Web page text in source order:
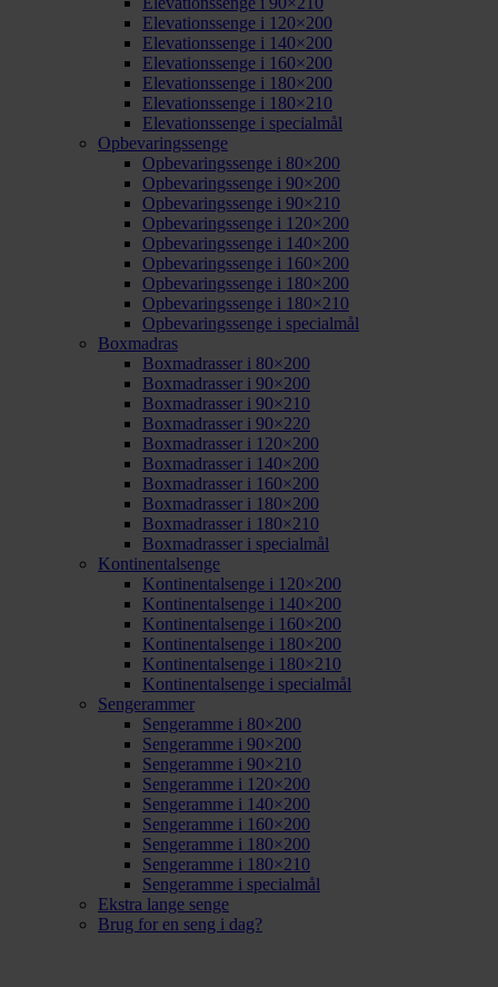
Elevationssenge i 120×200
Elevationssenge i 140×200
Elevationssenge i 160×200
Elevationssenge i 180×200
Elevationssenge i 180×210
Elevationssenge i specialmål
Opbevaringssenge
Opbevaringssenge i 80×200
Opbevaringssenge i 90×200
Opbevaringssenge i 90×210
Opbevaringssenge i 120×200
Opbevaringssenge i 140×200
Opbevaringssenge i 160×200
Opbevaringssenge i 180×200
Opbevaringssenge i 180×210
Opbevaringssenge i specialmål
Boxmadras
Boxmadrasser i 80×200
Boxmadrasser i 90×200
Boxmadrasser i 90×210
Boxmadrasser i 90×220
Boxmadrasser i 120×200
Boxmadrasser i 140×200
Boxmadrasser i 160×200
Boxmadrasser i 180×200
Boxmadrasser i 180×210
Boxmadrasser i specialmål
Kontinentalsenge
Kontinentalsenge i 120×200
Kontinentalsenge i 140×200
Kontinentalsenge i 160×200
Kontinentalsenge i 180×200
Kontinentalsenge i 180×210
Kontinentalsenge i specialmål
Sengerammer
Sengeramme i 80×200
Sengeramme i 90×200
Sengeramme i 90×210
Sengeramme i 120×200
Sengeramme i 140×200
Sengeramme i 160×200
Sengeramme i 180×200
Sengeramme i 180×210
Sengeramme i specialmål
Ekstra lange senge
Brug for en seng i dag?